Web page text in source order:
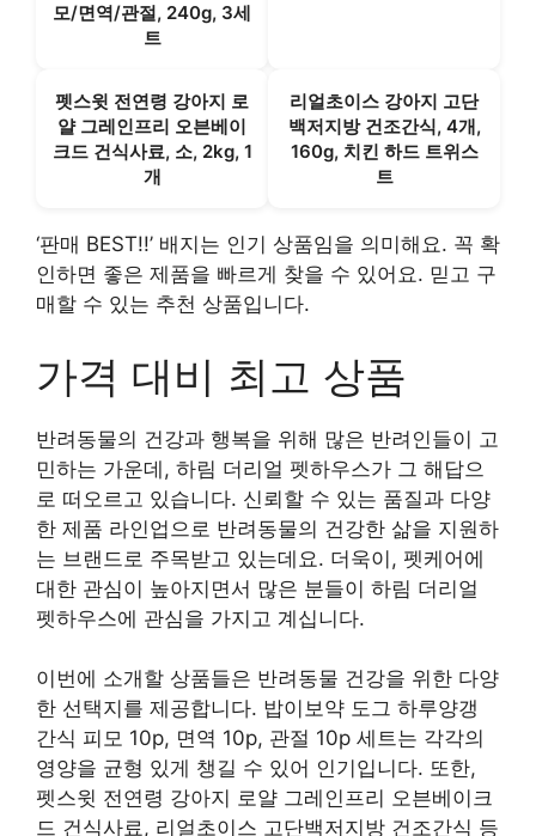
모/면역/관절, 240g, 3세
트
펫스윗 전연령 강아지 로
얄 그레인프리 오븐베이
크드 건식사료, 소, 2kg, 1
개
리얼초이스 강아지 고단
백저지방 건조간식, 4개,
160g, 치킨 하드 트위스
트
‘판매 BEST!!’ 배지는 인기 상품임을 의미해요. 꼭 확
인하면 좋은 제품을 빠르게 찾을 수 있어요. 믿고 구
매할 수 있는 추천 상품입니다.
가격 대비 최고 상품
반려동물의 건강과 행복을 위해 많은 반려인들이 고
민하는 가운데, 하림 더리얼 펫하우스가 그 해답으
로 떠오르고 있습니다. 신뢰할 수 있는 품질과 다양
한 제품 라인업으로 반려동물의 건강한 삶을 지원하
는 브랜드로 주목받고 있는데요. 더욱이, 펫케어에
대한 관심이 높아지면서 많은 분들이 하림 더리얼
펫하우스에 관심을 가지고 계십니다.
이번에 소개할 상품들은 반려동물 건강을 위한 다양
한 선택지를 제공합니다. 밥이보약 도그 하루양갱
간식 피모 10p, 면역 10p, 관절 10p 세트는 각각의
영양을 균형 있게 챙길 수 있어 인기입니다. 또한,
펫스윗 전연령 강아지 로얄 그레인프리 오븐베이크
드 건식사료, 리얼초이스 고단백저지방 건조간식 등